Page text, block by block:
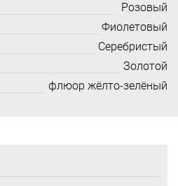
Розовый
Фиолетовый
Серебристый
Золотой
флюор жёлто-зелёный